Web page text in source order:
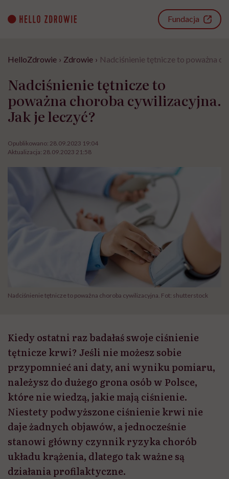
content
Fundacja
HelloZdrowie › Zdrowie › Nadciśnienie tętnicze to poważna
Nadciśnienie tętnicze to
poważna choroba cywilizacyjna.
Jak je leczyć?
Opublikowano: 28.09.2023 19:04
Aktualizacja: 28.09.2023 21:58
Nadciśnienie tętnicze to poważna choroba cywilizacyjna. Fot: shutterstock
Kiedy ostatni raz badałaś swoje ciśnienie
tętnicze krwi? Jeśli nie możesz sobie
przypomnieć ani daty, ani wyniku pomiaru,
należysz do dużego grona osób w Polsce,
które nie wiedzą, jakie mają ciśnienie.
Niestety podwyższone ciśnienie krwi nie
daje żadnych objawów, a jednocześnie
stanowi główny czynnik ryzyka chorób
układu krążenia, dlatego tak ważne są
działania profilaktyczne.